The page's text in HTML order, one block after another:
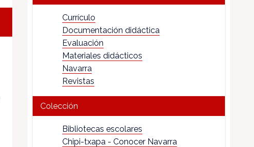
Currículo
Documentación didáctica
Evaluación
Materiales didácticos
Navarra
Revistas
Colección
Bibliotecas escolares
Chipi-txapa - Conocer Navarra